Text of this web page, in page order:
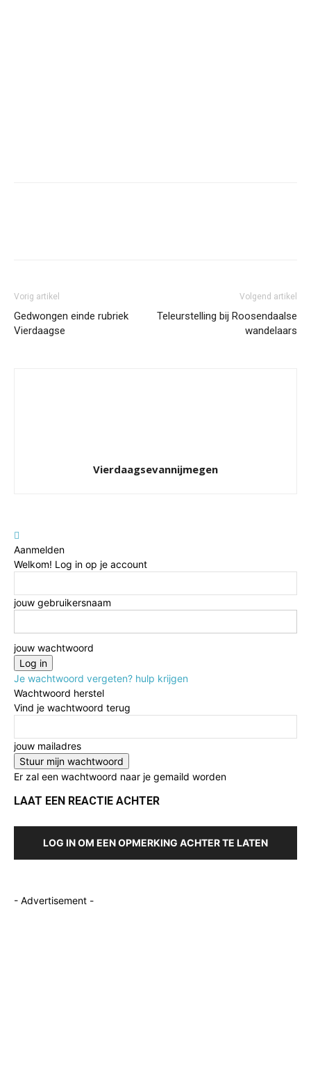
Vorig artikel
Gedwongen einde rubriek
Vierdaagse
Volgend artikel
Teleurstelling bij Roosendaalse
wandelaars
Vierdaagsevannijmegen
Aanmelden
Welkom! Log in op je account
jouw gebruikersnaam
jouw wachtwoord
Je wachtwoord vergeten? hulp krijgen
Wachtwoord herstel
Vind je wachtwoord terug
jouw mailadres
Er zal een wachtwoord naar je gemaild worden
LAAT EEN REACTIE ACHTER
LOG IN OM EEN OPMERKING ACHTER TE LATEN
- Advertisement -